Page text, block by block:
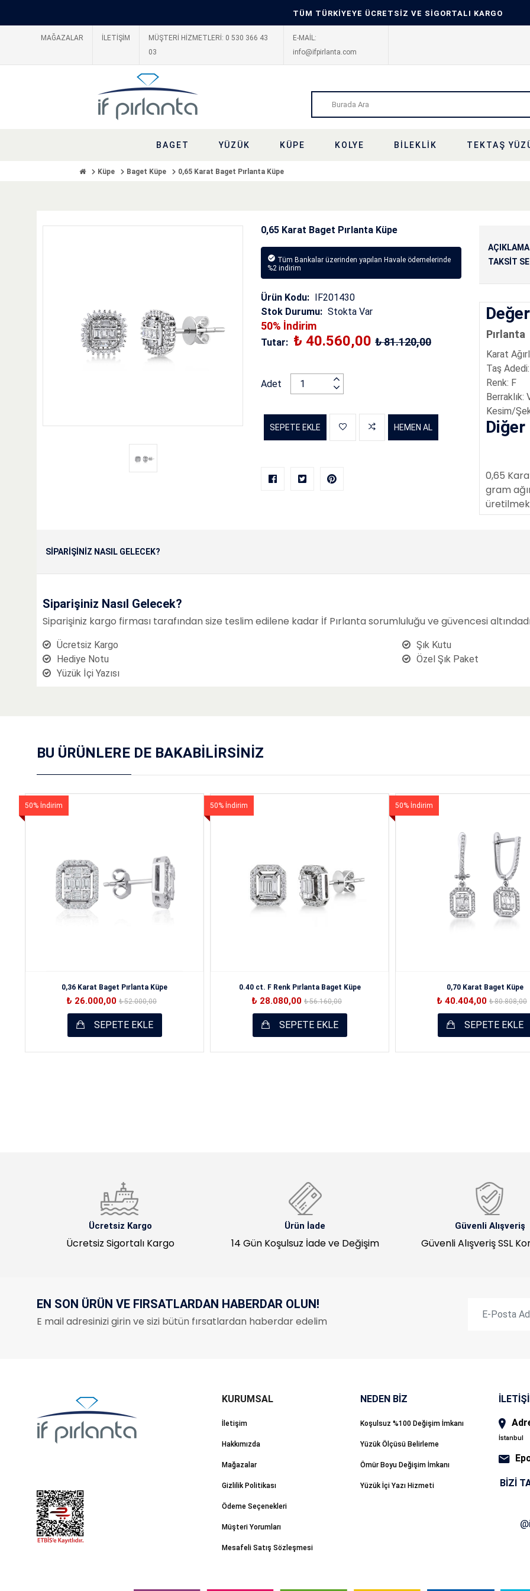
TÜM TÜRKİYEYE ÜCRETSİZ VE SİGORTALI KARGO
MAĞAZALAR İLETİŞİM
MÜŞTERİ HİZMETLERİ: 0 530 366 43
03
E-MAİL:
info@ifpirlanta.com
BAGET YÜZÜK KÜPE KOLYE BILEKLIK TEKTAŞ
Küpe Baget Küpe 0,65 Karat Baget Pırlanta Küpe
0,65 Karat Baget Pırlanta Küpe
Tüm Bankalar üzerinden yapılan Havale ödemelerinde
%2 indirim
Ürün Kodu: IF201430
Stok Durumu: Stokta Var
50% İndirim
Tutar: ₺ 40.560,00 ₺ 81.120,00
Adet
SEPETE EKLE HEMEN AL
AÇIKLAMA
TAKSIT
Pırlanta
Karat
Taş Adedi:
Renk: F
Berraklık:
Kesim/
0,65
gram
Oylama
SIPARIŞINIZ NASIL GELECEK?
Siparişiniz Nasıl Gelecek?
Siparişiniz kargo firması tarafından size teslim edilene kadar İf Pırlanta sorumluluğu ve güvencesi
Ücretsiz Kargo
Hediye Notu
Yüzük İçi Yazısı
Şık Kutu
Özel Şık Paket
BU ÜRÜNLERE DE BAKABILIRSINIZ
50% İndirim
0,36 Karat Baget Pırlanta Küpe
₺ 26.000,00 ₺ 52.000,00
SEPETE EKLE
50% İndirim
0.40 ct. F Renk Pırlanta Baget Küpe
₺ 28.080,00 ₺ 56.160,00
SEPETE EKLE
50% İndirim
0,70 Karat Baget Küpe
₺ 40.404,00 ₺ 80.808,00
SEPETE EKLE
Ücretsiz Kargo
Ücretsiz Sigortalı Kargo
Ürün İade
14 Gün Koşulsuz İade ve Değişim
Güvenli Alışveriş
Güvenli Alışveriş SSL
EN SON ÜRÜN VE FIRSATLARDAN HABERDAR OLUN!
E mail adresinizi girin ve sizi bütün fırsatlardan haberdar edelim
İletişim
Hakkımızda
Mağazalar
Gizlilik Politikası
Ödeme Seçenekleri
Müşteri Yorumları
Mesafeli Satış Sözleşmesi
NEDEN BİZ
Koşulsuz %100 Değişim İmkanı
Yüzük Ölçüsü Belirleme
Ömür Boyu Değişim İmkanı
Yüzük İçi Yazı Hizmeti
İstanbul
BIZI